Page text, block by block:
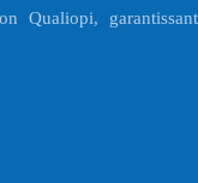
Qualiopi,